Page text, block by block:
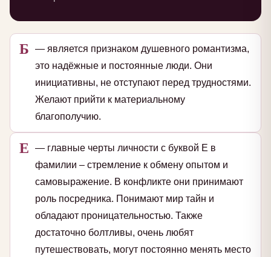
Б
— является признаком душевного романтизма,
это надёжные и постоянные люди. Они
инициативны, не отступают перед трудностями.
Желают прийти к материальному
благополучию.
Е
— главные черты личности с буквой Е в
фамилии – стремление к обмену опытом и
самовыражение. В конфликте они принимают
роль посредника. Понимают мир тайн и
обладают проницательностью. Также
достаточно болтливы, очень любят
путешествовать, могут постоянно менять место